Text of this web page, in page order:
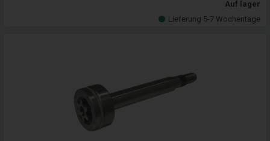
Auf lager
Lieferung 5-7 Wochentage